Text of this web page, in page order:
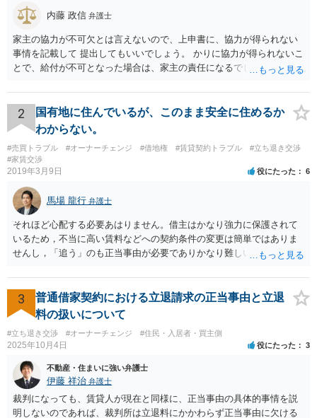
内藤 政信 弁護士
家主の協力が不可欠とは言えないので、上申書に、協力が得られない
事情を記載して 提出してもいいでしょう。 かりに協力が得られないこ
とで、給付が不可となった場合は、家主の責任になるでしょう。
2
国有地に住んでいるが、このまま安全に住めるか
わからない。
#売買トラブル #オーナーチェンジ #借地権 #賃貸契約トラブル
#立ち退き交渉
#家賃交渉
2019年3月9日 役にたった 6
馬場 龍行 弁護士
それほど心配する必要あはりません。借主はかなり強力に保護されて
いるため，不当に高い賃料などへの契約条件の変更は簡単ではありま
せんし，「追う」のも正当事由が必要でありかなり難しいのです。 周
い条件で立退料等を支払ってもらえるかもしれません。 なので無理し
て所有権を取得する必要はないと思いますが，まずは価格ですよね。
ローンが組めないということはないと思いますが，金融機関に相談さ
れてみてはいかがでしょうか。 買うとしたら，という条件をしっかり
把握して，その上で，買うか，借り続けるか，というのはどちらにも
メリットデメリットありますので価値判断の問題といえそうです。
3
普通借家契約における立退請求の正当事由と立退
料の扱いについて
#立ち退き交渉 #オーナーチェンジ #住民・入居者・買主側
2025年10月4日 役にたった 3
不動産・住まいに強い弁護士
伊藤 祥治 弁護士
裁判になっても、賃貸人が現在と同様に、正当事由の具体的事情を説
明しないのであれば、裁判所は立退料にかかわらず正当事由に欠ける